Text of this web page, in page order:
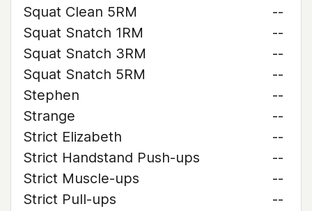
Squat Clean 5RM
--
Squat Snatch 1RM
--
Squat Snatch 3RM
--
Squat Snatch 5RM
--
Stephen
--
Strange
--
Strict Elizabeth
--
Strict Handstand Push-ups
--
Strict Muscle-ups
--
Strict Pull-ups
--